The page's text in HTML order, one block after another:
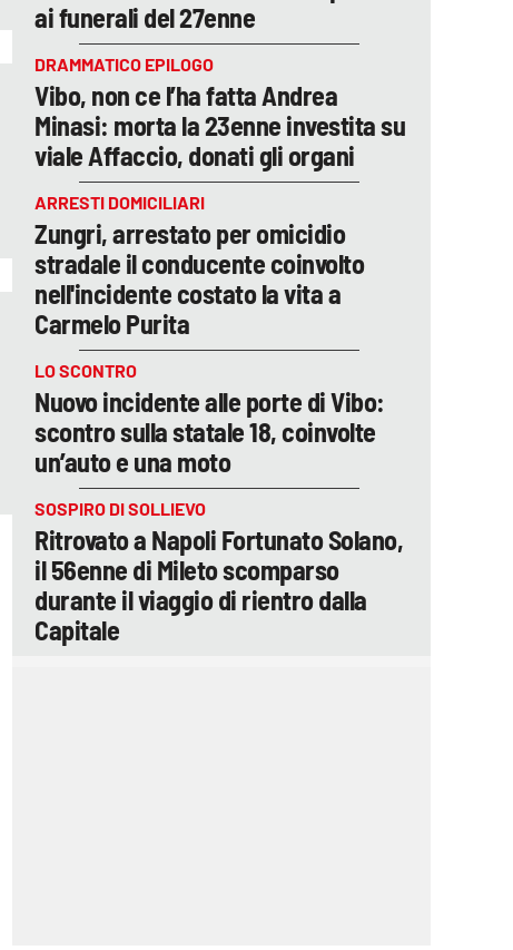
ai funerali del 27enne
DRAMMATICO EPILOGO
Vibo, non ce l’ha fatta Andrea
Minasi: morta la 23enne investita su
viale Affaccio, donati gli organi
ARRESTI DOMICILIARI
Zungri, arrestato per omicidio
stradale il conducente coinvolto
nell'incidente costato la vita a
Carmelo Purita
LO SCONTRO
Nuovo incidente alle porte di Vibo:
scontro sulla statale 18, coinvolte
un’auto e una moto
SOSPIRO DI SOLLIEVO
Ritrovato a Napoli Fortunato Solano,
il 56enne di Mileto scomparso
durante il viaggio di rientro dalla
Capitale